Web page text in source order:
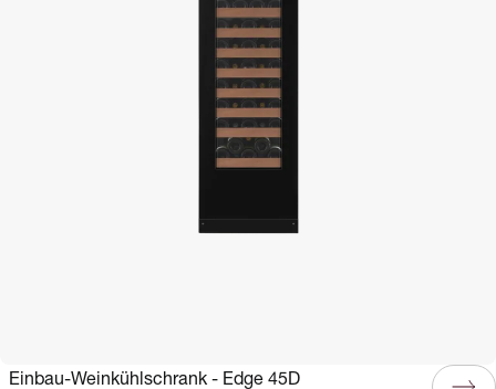
Einbau-Weinkühlschrank - Edge 45D